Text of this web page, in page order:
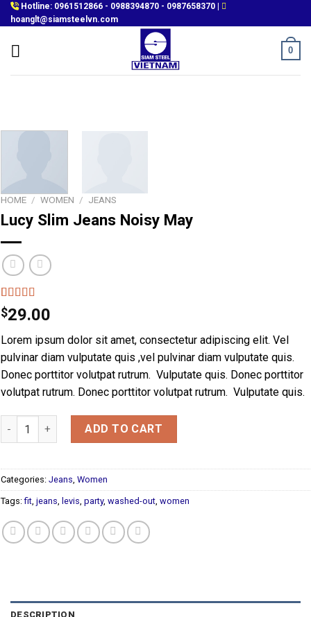
Skip
to
content
Hotline: 0961512866 - 0988394870 - 0987658370
hoanglt@siamsteelvn.com
0
HOME / WOMEN / JEANS
Lucy Slim Jeans Noisy May
Rated
3.00
5 based
on
2
customer
ratings
$29.00
Lorem ipsum dolor sit amet, consectetur adipiscing elit. Vel
pulvinar diam vulputate quis ,vel pulvinar diam vulputate quis.
Donec porttitor volutpat rutrum. Vulputate quis. Donec porttitor
volutpat rutrum. Donec porttitor volutpat rutrum. Vulputate quis.
Lucy Slim Jeans Noisy May quantity
ADD TO CART
Categories: Jeans, Women
Tags:fit, jeans, levis, party, washed-out, women
DESCRIPTION